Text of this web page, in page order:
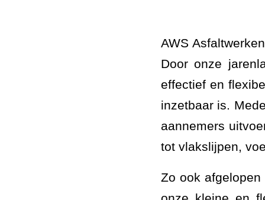
AWS
Door onze
effectief en
inzetbaar is.
aannemers
tot vlakslijpen,
Zo ook